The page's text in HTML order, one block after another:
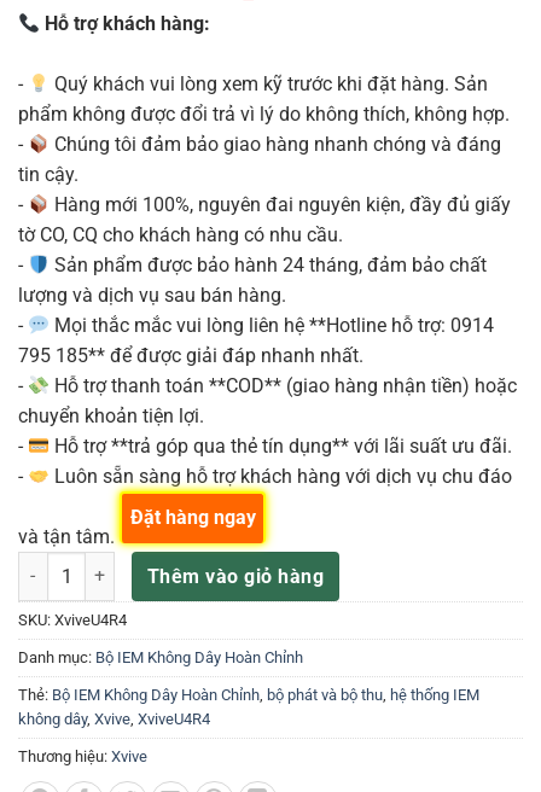
là:
14.200.000₫.
Hỗ trợ khách hàng:
-
Quý khách vui lòng xem kỹ trước khi đặt hàng. Sản
phẩm không được đổi trả vì lý do không thích, không hợp.
-
Chúng tôi đảm bảo giao hàng nhanh chóng và đáng
tin cậy.
-
Hàng mới 100%, nguyên đai nguyên kiện, đầy đủ giấy
tờ CO, CQ cho khách hàng có nhu cầu.
-
Sản phẩm được bảo hành 24 tháng, đảm bảo chất
lượng và dịch vụ sau bán hàng.
-
Mọi thắc mắc vui lòng liên hệ **Hotline hỗ trợ: 0914
795 185** để được giải đáp nhanh nhất.
-
Hỗ trợ thanh toán **COD** (giao hàng nhận tiền) hoặc
chuyển khoản tiện lợi.
-
Hỗ trợ **trả góp qua thẻ tín dụng** với lãi suất ưu đãi.
-
Luôn sẵn sàng hỗ trợ khách hàng với dịch vụ chu đáo
và tận tâm.
Bộ Thu Phát Không Dây Wireless Cho Tai Nghe Kiểm Âm Xvive
Thêm vào giỏ hàng
Đặt hàng ngay
SKU: XviveU4R4
Danh mục: Bộ IEM Không Dây Hoàn Chỉnh
Thẻ: Bộ IEM Không Dây Hoàn Chỉnh, bộ phát và bộ thu, hệ thống IEM
không dây, Xvive, XviveU4R4
Thương hiệu: Xvive